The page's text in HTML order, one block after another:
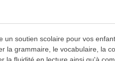
un soutien scolaire pour vos
la grammaire, le vocabulaire, la
la fluidité en lecture ainsi qu'à